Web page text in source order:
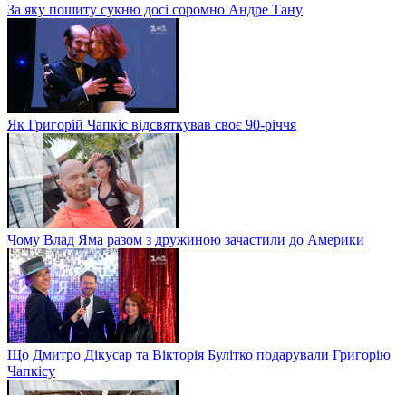
За яку пошиту сукню досі соромно Андре Тану
Як Григорій Чапкіс відсвяткував своє 90-річчя
Чому Влад Яма разом з дружиною зачастили до Америки
Що Дмитро Дікусар та Вікторія Булітко подарували Григорію
Чапкісу